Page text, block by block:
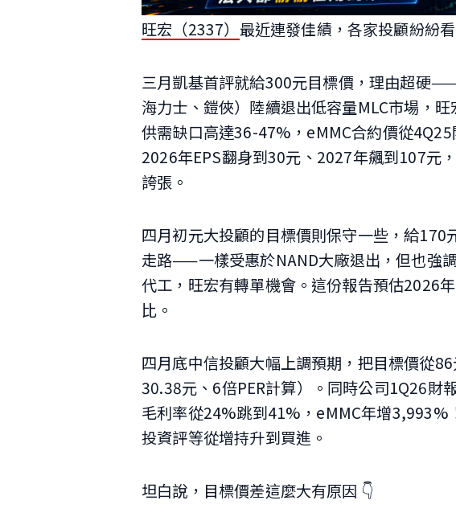
旺宏（2337） 最近連發佳績，各家投顧紛紛
三月凱基首評就給300元目標價，理由超硬
海力士、鎧俠）陸續退出低容量MLC市場，
供需缺口高達36-47%，eMMC合約價從
2026年EPS翻身到30元、2027年飆到107元
誇張。
四月初元大投顧的目標價則保守一些，給170
走路——一樣受惠於NAND大廠退出，但也強
代工，旺宏有轉單機會。這份報告預估2026
比。
四月底中信投顧大幅上調預期，把目標價從
30.38元、6倍PER計算）。同時公司1Q26財
毛利率從24%跳到41%，eMMC年增3,993%
投資評等從增持升到買進。
坦白說，目標價差這麼大有原因 👇